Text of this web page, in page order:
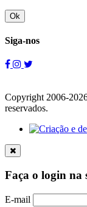
Ok
Siga-nos
Copyright 2006-
reservados.
Faça o login na
E-mail